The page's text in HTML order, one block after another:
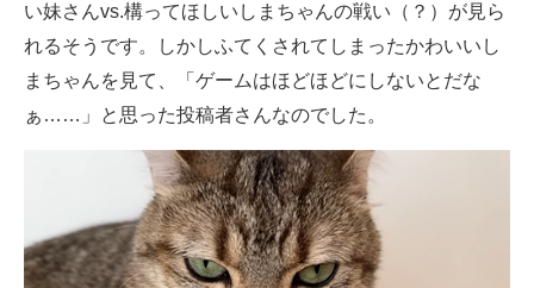
い妹さんvs.構ってほしいしまちゃんの戦い（？）が見ら
れるそうです。しかしふてくされてしまったかわいいし
まちゃんを見て、「ゲームはほどほどにしないとだな
ぁ……」と思った投稿者さんなのでした。